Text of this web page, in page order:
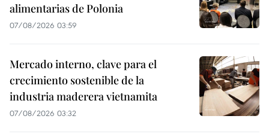
alimentarias de Polonia
07/08/2026 03:59
Mercado interno, clave para el
crecimiento sostenible de la
industria maderera vietnamita
07/08/2026 03:32